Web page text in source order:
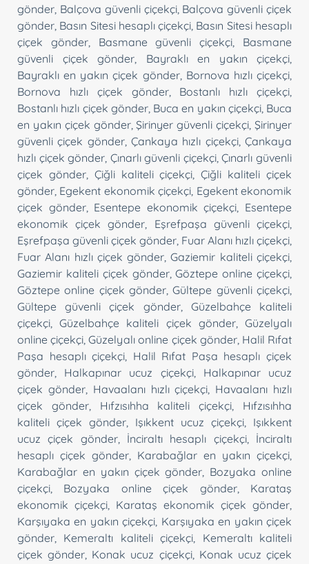
gönder Balçova güvenli çiçekçi, Balçova güvenli çiçek
gönder Basın Sitesi hesaplı çiçekçi Basın Sitesi hesaplı
çiçek gönder, Basmane güvenli çiçekçi
Basmane
güvenli çiçek gönder
Bayraklı en yakın çiçekçi
Bayraklı en yakın çiçek gönder, Bornova hızlı çiçekçi
Bornova hızlı çiçek gönder, Bostanlı hızlı çiçekçi
Bostanlı hızlı çiçek gönder, Buca en yakın çiçekçi, Buca
en yakın çiçek gönder,Şirinyer güvenli çiçekçi ,Şirinyer
güvenli çiçek gönder,Çankaya hızlı çiçekçi,Çankaya
hızlı çiçek gönder Çınarlı güvenli çiçekçi,Çınarlı güvenli
çiçek gönder, Çiğli kaliteli çiçekçi ,Çiğli kaliteli çiçek
gönder Egekent ekonomik çiçekçi Egekent ekonomik
çiçek gönder, Esentepe ekonomik çiçekçi
Esentepe
ekonomik çiçek gönder
Eşrefpaşa güvenli çiçekçi
Eşrefpaşa güvenli çiçek gönder Fuar Alanı hızlı çiçekçi
Fuar Alanı hızlı çiçek gönder ,Gaziemir kaliteli çiçekçi
Gaziemir kaliteli çiçek gönder,Göztepe online çiçekçi
Göztepe online çiçek gönder ,Gültepe güvenli çiçekçi
Gültepe güvenli çiçek gönder, Güzelbahçe kaliteli
çiçekçi ,Güzelbahçe kaliteli çiçek gönder,Güzelyalı
online çiçekçi ,Güzelyalı online çiçek gönder, Halil Rıfat
Paşa hesaplı çiçekçi
Halil Rıfat Paşa hesaplı çiçek
gönder
Halkapınar ucuz çiçekçi, Halkapınar ucuz
çiçek gönder, Havaalanı hızlı çiçekçi Havaalanı hızlı
çiçek gönder, Hıfzısıhha kaliteli çiçekçi
Hıfzısıhha
kaliteli çiçek gönder
Işıkkent ucuz çiçekçi
Işıkkent
ucuz çiçek gönder, İnciraltı hesaplı çiçekçi, İnciraltı
hesaplı çiçek gönder
Karabağlar en yakın çiçekçi
Karabağlar en yakın çiçek gönder Bozyaka online
çiçekçi
Bozyaka online çiçek gönder, Karataş
ekonomik çiçekçi
Karataş ekonomik çiçek gönder
Karşıyaka en yakın çiçekçi Karşıyaka en yakın çiçek
gönder
Kemeraltı kaliteli çiçekçi
Kemeraltı kaliteli
çiçek gönder Konak ucuz çiçekçi, Konak ucuz çiçek